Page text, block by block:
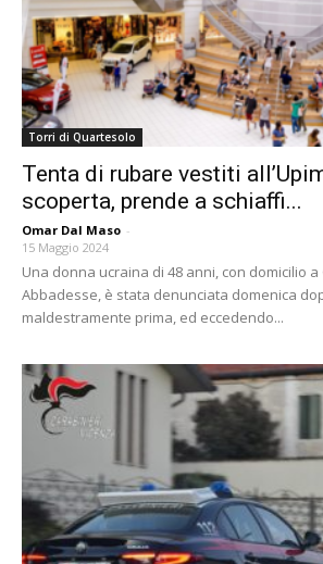
Torri di Quartesolo
Tenta di rubare vestiti
scoperta, prende a schiaffi...
Omar Dal Maso -
15 Maggio 2024
Una donna ucraina di 48 anni, con domicilio
Abbadesse, è stata denunciata domenica
maldestramente prima, ed eccedendo...